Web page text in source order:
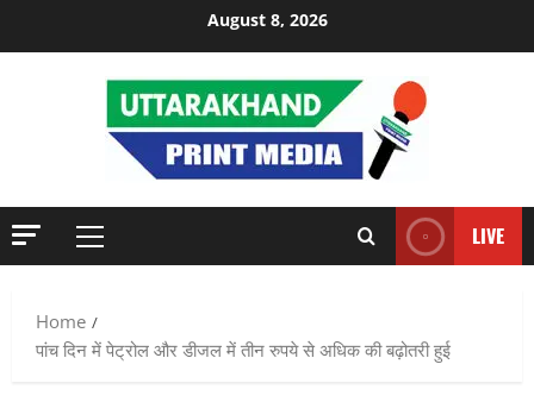
August 8, 2026
Primary
LIVE
Home
पांच दिन में पेट्रोल और डीजल में तीन रुपये से अधिक की बढ़ोतरी हुई